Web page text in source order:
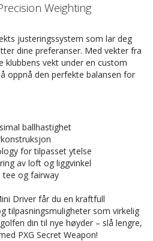
Weighting
justeringssystem som lar deg
dine preferanser. Med vekter fra
klubbens vekt under en custom
oppnå den perfekte balansen for
ballhastighet
for tilpasset ytelse
av loft og liggvinkel
tee og fairway
Driver får du en kraftfull
tilpasningsmuligheter som virkelig
din til nye høyder – slå lengre,
PXG Secret Weapon!